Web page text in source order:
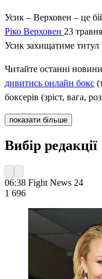
Усик – Верховен – це
Ріко Верховен 23
Усик захищатиме титул
Читайте останні
дивитись онлайн бокс
боксерів (зріст, вага,
показати більше
Вибір редакції
06:38 Fight News 24
1 696